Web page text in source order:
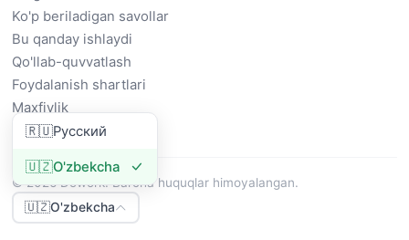
Ko'p beriladigan savollar
Bu qanday ishlaydi
Qo'llab-quvvatlash
Foydalanish shartlari
Maxfiylik
© 2026 Dowork. Barcha huquqlar himoyalangan.
🇺🇿O'zbekcha
🇷🇺Русский
🇺🇿O'zbekcha